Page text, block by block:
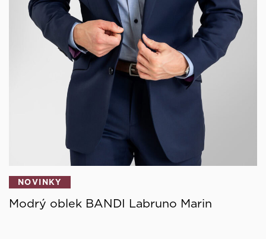
NOVINKY
Modrý oblek BANDI Labruno Marin